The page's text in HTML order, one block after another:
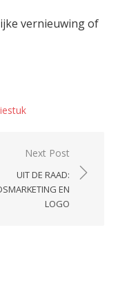
vernieuwing of
Next Post
UIT DE RAAD:
EN
LOGO